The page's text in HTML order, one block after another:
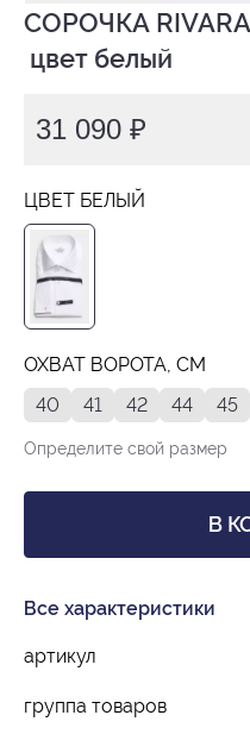
СОРОЧКА RIVARA
цвет белый
31 090 ₽
ЦВЕТ БЕЛЫЙ
ОХВАТ ВОРОТА, СМ
40
41 42 44 45
Определите свой размер
В
Все характеристики
артикул
группа товаров